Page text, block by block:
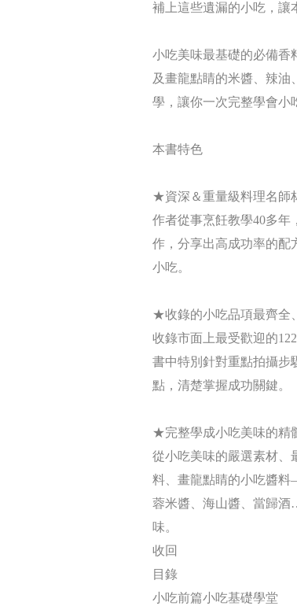
補上這些遺漏的小吃，讓
小吃美味最基礎的必備
及畫龍點睛的米醬、辣油
學，讓你一次完整學會小
本書特色
★資深＆重量級料理名師
作者從事烹飪教學40多年
作，分享出高成功率的配
小吃。
★收錄的小吃品項最齊全
收錄市面上最受歡迎的
書中特別針對重點拍攝步
點，清楚掌握成功關鍵。
★完整學成小吃美味的精
從小吃美味的嚴選素材、
料、畫龍點睛的小吃醬
蓉米醬、海山醬、當歸
味。
收回
目錄
小吃前篇小吃基礎學堂